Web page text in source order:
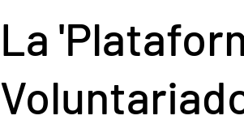
La